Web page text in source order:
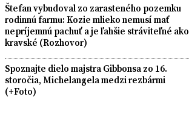
Štefan vybudoval zo zarasteného pozemku
rodinnú farmu: Kozie mlieko nemusí mať
nepríjemnú pachuť a je ľahšie stráviteľné ako
kravské (Rozhovor)
Spoznajte dielo majstra Gibbonsa zo 16.
storočia, Michelangela medzi rezbármi
(+Foto)